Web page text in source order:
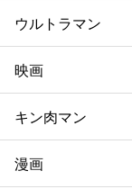
ウルトラマン
映画
キン肉マン
漫画